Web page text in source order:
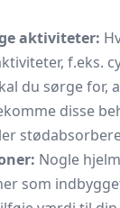
aktiviteter:
f.eks.
du sørge for,
disse
Nogle
som